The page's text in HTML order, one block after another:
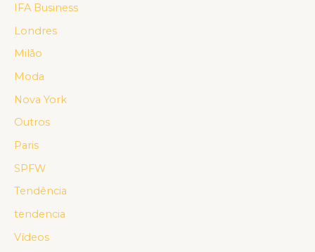
IFA Business
Londres
Milão
Moda
Nova York
Outros
Paris
SPFW
Tendência
tendencia
Vídeos